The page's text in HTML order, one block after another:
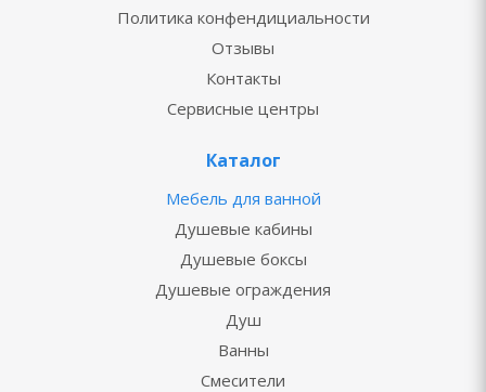
Политика конфендициальности
Отзывы
Контакты
Сервисные центры
Каталог
Мебель для ванной
Душевые кабины
Душевые боксы
Душевые ограждения
Душ
Ванны
Смесители